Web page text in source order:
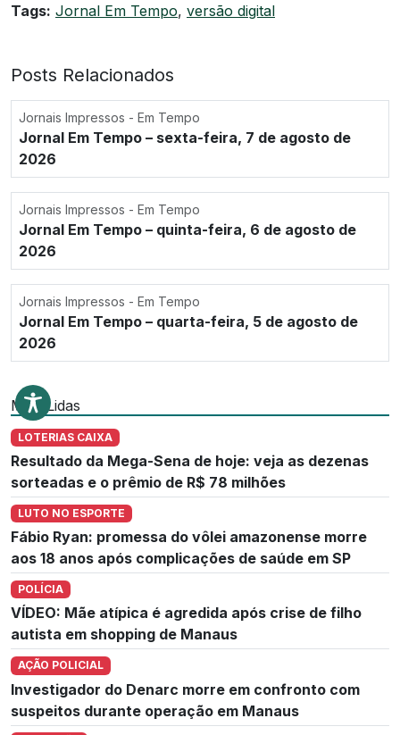
Tags: Jornal Em Tempo, versão digital
Posts Relacionados
Jornais Impressos - Em Tempo
Jornal Em Tempo – sexta-feira, 7 de agosto de
2026
Jornais Impressos - Em Tempo
Jornal Em Tempo – quinta-feira, 6 de agosto de
2026
Jornais Impressos - Em Tempo
Jornal Em Tempo – quarta-feira, 5 de agosto de
2026
Mais Lidas
LOTERIAS CAIXA
Resultado da Mega-Sena de hoje: veja as dezenas
sorteadas e o prêmio de R$ 78 milhões
LUTO NO ESPORTE
Fábio Ryan: promessa do vôlei amazonense morre
aos 18 anos após complicações de saúde em SP
POLÍCIA
VÍDEO: Mãe atípica é agredida após crise de filho
autista em shopping de Manaus
AÇÃO POLICIAL
Investigador do Denarc morre em confronto com
suspeitos durante operação em Manaus